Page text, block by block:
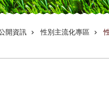
開資訊 性別主流化專區